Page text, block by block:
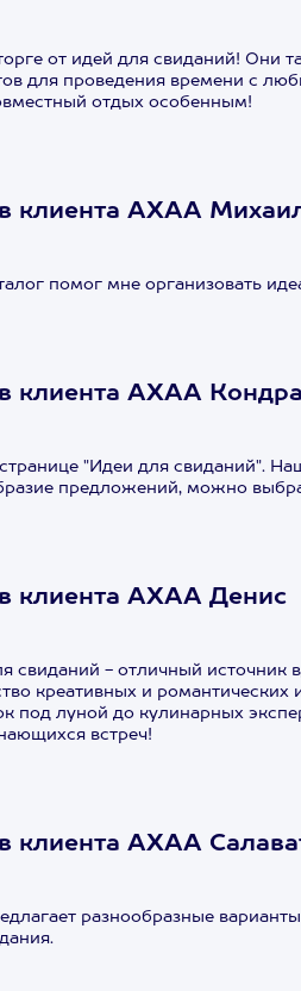
от идей для свиданий! Они
для проведения времени с
отдых особенным!
клиента АХАА
помог мне организовать
клиента АХАА
"Идеи для свиданий".
предложений, можно
клиента АХАА Денис
свиданий - отличный источник
креативных и романтических
под луной до кулинарных
встреч!
клиента АХАА
разнообразные